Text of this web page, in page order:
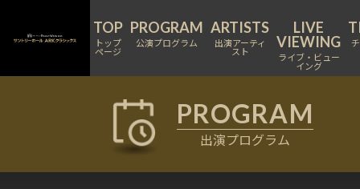
トップ
ページ
公演プログラム 出演アーティ
スト ライブ・ビュー
イング
出演プログラム